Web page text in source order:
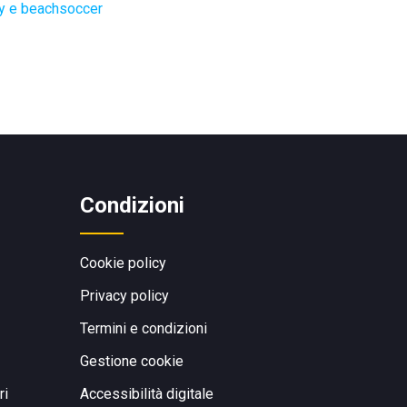
e beachsoccer
Condizioni
Cookie policy
Privacy policy
Termini e condizioni
Gestione cookie
Accessibilità digitale